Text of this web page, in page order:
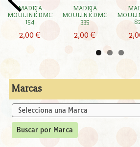
Marcas
MADEJA
MOULINE DMC
154
2,00 €
MADEJA
MOULINE DMC
335
2,00 €